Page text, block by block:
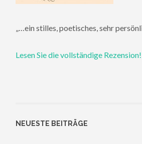
„…ein stilles, poetisches, sehr
Lesen Sie die vollständige Rezension!
NEUESTE BEITRÄGE